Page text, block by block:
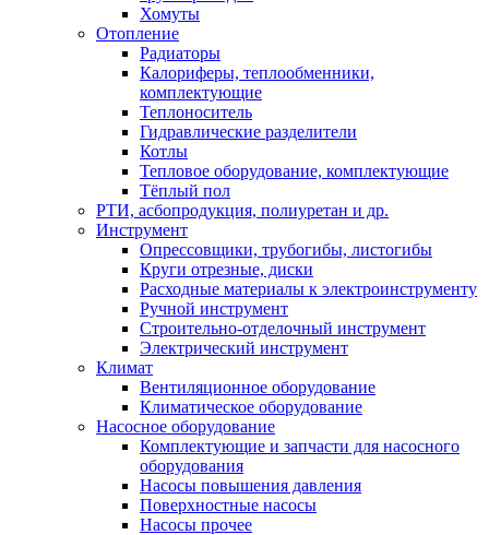
Хомуты
Отопление
Радиаторы
Калориферы, теплообменники,
комплектующие
Теплоноситель
Гидравлические разделители
Котлы
Тепловое оборудование, комплектующие
Тёплый пол
РТИ, асбопродукция, полиуретан и др.
Инструмент
Опрессовщики, трубогибы, листогибы
Круги отрезные, диски
Расходные материалы к электроинструменту
Ручной инструмент
Строительно-отделочный инструмент
Электрический инструмент
Климат
Вентиляционное оборудование
Климатическое оборудование
Насосное оборудование
Комплектующие и запчасти для насосного
оборудования
Насосы повышения давления
Поверхностные насосы
Насосы прочее